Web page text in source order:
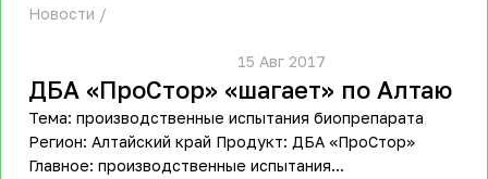
Новости
ДБА «ПроСтор» «шагает» по Алтаю
Тема: производственные испытания биопрепарата
Регион: Алтайский край Продукт: ДБА «ПроСтор»
Главное: производственные испытания...